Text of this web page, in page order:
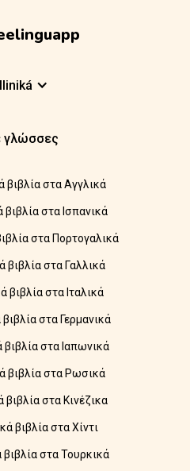
γλώσσες
βιβλία στα Αγγλικά
στα Ισπανικά
στα Πορτογαλικά
βιβλία στα Γαλλικά
βιβλία στα Ιταλικά
στα Γερμανικά
στα Ιαπωνικά
βιβλία στα Ρωσικά
στα Κινέζικα
βιβλία στα Χίντι
στα Τουρκικά